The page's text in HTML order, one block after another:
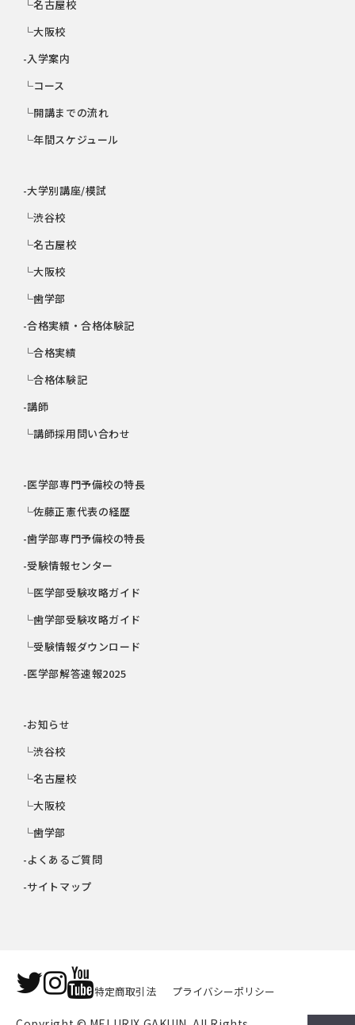
└名古屋校
└大阪校
-入学案内
└コース
└開講までの流れ
└年間スケジュール
-大学別講座/模試
└渋谷校
└名古屋校
└大阪校
└歯学部
-合格実績・合格体験記
└合格実績
└合格体験記
-講師
└講師採用問い合わせ
-医学部専門予備校の特長
└佐藤正憲代表の経歴
-歯学部専門予備校の特長
-受験情報センター
└医学部受験攻略ガイド
└歯学部受験攻略ガイド
└受験情報ダウンロード
-医学部解答速報2025
-お知らせ
└渋谷校
└名古屋校
└大阪校
└歯学部
-よくあるご質問
-サイトマップ
特定商取引法 プライバシーポリシー